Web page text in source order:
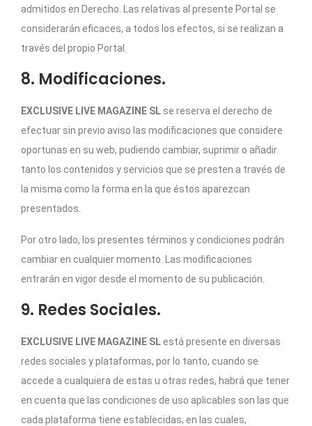
admitidos en Derecho. Las relativas al presente Portal se
considerarán eficaces, a todos los efectos, si se realizan a
través del propio Portal.
8. Modificaciones.
EXCLUSIVE LIVE MAGAZINE SL se reserva el derecho de
efectuar sin previo aviso las modificaciones que considere
oportunas en su web, pudiendo cambiar, suprimir o añadir
tanto los contenidos y servicios que se presten a través de
la misma como la forma en la que éstos aparezcan
presentados.
Por otro lado, los presentes términos y condiciones podrán
cambiar en cualquier momento. Las modificaciones
entrarán en vigor desde el momento de su publicación.
9. Redes Sociales.
EXCLUSIVE LIVE MAGAZINE SLestá presente en diversas
redes sociales y plataformas, por lo tanto, cuando se
accede a cualquiera de estas u otras redes, habrá que tener
en cuenta que las condiciones de uso aplicables son las que
cada plataforma tiene establecidas, en las cuales,